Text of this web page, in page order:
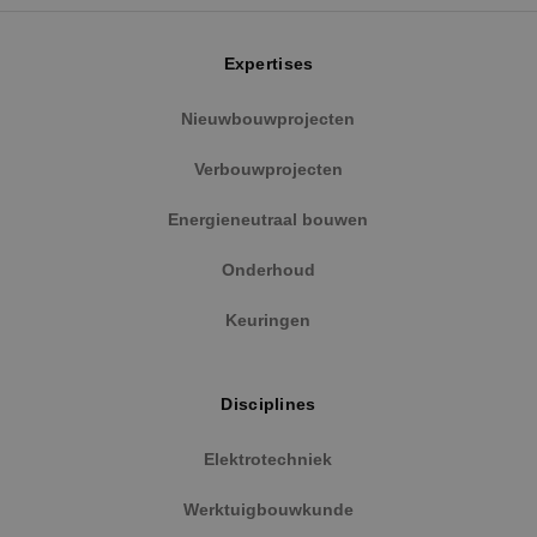
Expertises
Nieuwbouwprojecten
Verbouwprojecten
Energieneutraal bouwen
Onderhoud
Keuringen
Disciplines
Elektrotechniek
Werktuigbouwkunde
Google Privacy Policy